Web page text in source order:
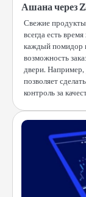
Ашана через
Свежие
всегда есть
каждый помидор
возможность
двери. Например,
позволяет
контроль за